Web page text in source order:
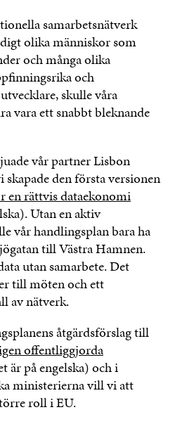
samarbetsnätverk
olika människor som
och många olika
och
skulle våra
vara ett snabbt bleknande
vår partner Lisbon
den första versionen
en rättvis dataekonomi
Utan en aktiv
vår handlingsplan bara ha
till Västra Hamnen.
utan samarbete. Det
till möten och ett
av nätverk.
åtgärdsförslag till
offentliggjorda
är på engelska) och i
ministerierna vill vi att
roll i EU.